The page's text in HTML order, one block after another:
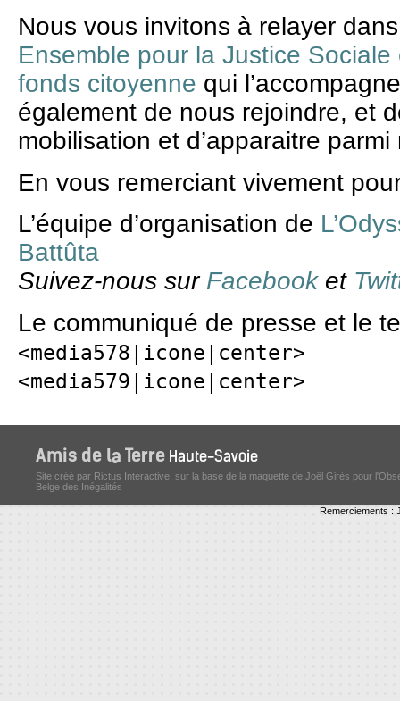
Nous vous invitons à relayer
Ensemble pour la Justice Sociale
fonds citoyenne qui
également de nous rejoindre, et
mobilisation et d’apparaitre
En vous remerciant vivement
L’équipe d’organisation de
Battûta
Suivez-nous sur Facebooket
Le communiqué de presse et le
<media578|icone|center>
<media579|icone|center>
Site créé par Rictus Interactive, sur la base de la maquette de Joël Girès pour
Belge des Inégalités
Remerciements :